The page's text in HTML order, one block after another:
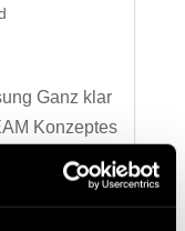
Ganz klar
Konzeptes
der Workflow
bei der